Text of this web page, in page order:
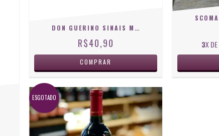
DON GUERINO SINAIS MERLOT 250 ML
R$40,90 3X DE
ESGOTADO